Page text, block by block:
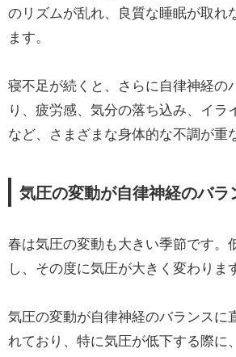
のリズムが乱れ、良質な睡眠が取れ
ます。
寝不足が続くと、さらに自律神経の
り、疲労感、気分の落ち込み、イラ
など、さまざまな身体的な不調が重
気圧の変動が自律神経のバラ
春は気圧の変動も大きい季節です。
し、その度に気圧が大きく変わりま
気圧の変動が自律神経のバランスに
れており、特に気圧が低下する際に